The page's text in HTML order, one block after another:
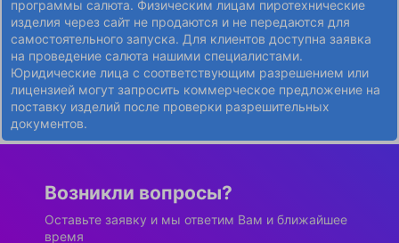
программы салюта. Физическим лицам пиротехнические
изделия через сайт не продаются и не передаются для
самостоятельного запуска. Для клиентов доступна заявка
на проведение салюта нашими специалистами.
Юридические лица с соответствующим разрешением или
лицензией могут запросить коммерческое предложение на
поставку изделий после проверки разрешительных
документов.
Возникли вопросы?
Оставьте заявку и мы ответим Вам и ближайшее
время